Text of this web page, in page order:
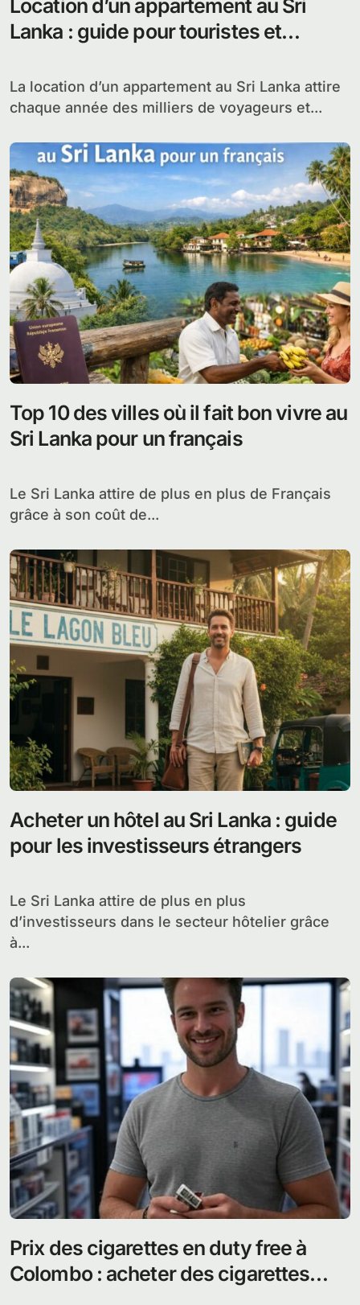
Location d’un appartement au Sri
Lanka : guide pour touristes et
La location d’un appartement au Sri Lanka attire
chaque année des milliers de voyageurs et...
Top 10 des villes où il fait bon vivre au
Sri Lanka pour un français
Le Sri Lanka attire de plus en plus de Français
grâce à son coût de...
Acheter un hôtel au Sri Lanka : guide
pour les investisseurs étrangers
Le Sri Lanka attire de plus en plus
d’investisseurs dans le secteur hôtelier grâce
à...
Prix des cigarettes en duty free à
Colombo : acheter des cigarettes